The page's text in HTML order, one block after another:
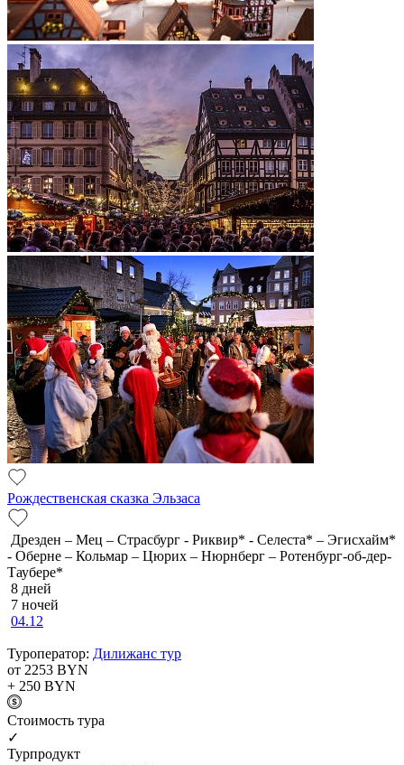
Рождественская сказка Эльзаса
Дрезден – Мец – Страсбург - Риквир* - Селеста* – Эгисхайм*
- Оберне – Кольмар – Цюрих – Нюрнберг – Ротенбург-об-дер-
Таубере*
8 дней
7 ночей
04.12
Туроператор: Дилижанс тур
от 2253 BYN
+ 250 BYN
Cтоимость тура
✓
Турпродукт